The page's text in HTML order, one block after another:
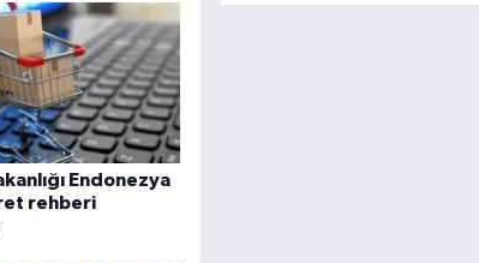
Endonezya
rehberi